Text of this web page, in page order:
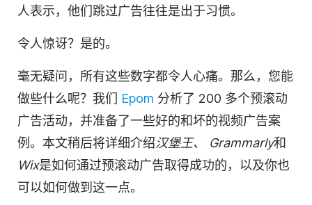
人表示，他们跳过广告往往是出于习惯。
令人惊讶？是的。
毫无疑问，所有这些数字都令人心痛。那么，您能
做些什么呢？我们 Epom 分析了 200 多个预滚动
广告活动，并准备了一些好的和坏的视频广告案
例。本文稍后将详细介绍汉堡王、 Grammarly和
Wix是如何通过预滚动广告取得成功的，以及你也
可以如何做到这一点。